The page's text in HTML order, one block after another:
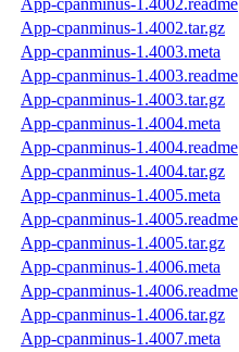
App-cpanminus-1.4002.readme
App-cpanminus-1.4002.tar.gz
App-cpanminus-1.4003.meta
App-cpanminus-1.4003.readme
App-cpanminus-1.4003.tar.gz
App-cpanminus-1.4004.meta
App-cpanminus-1.4004.readme
App-cpanminus-1.4004.tar.gz
App-cpanminus-1.4005.meta
App-cpanminus-1.4005.readme
App-cpanminus-1.4005.tar.gz
App-cpanminus-1.4006.meta
App-cpanminus-1.4006.readme
App-cpanminus-1.4006.tar.gz
App-cpanminus-1.4007.meta